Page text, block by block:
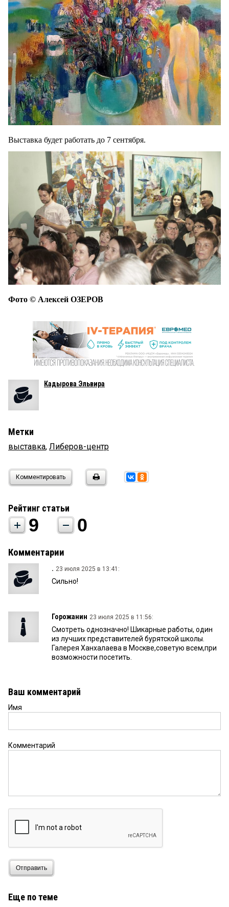
Выставка будет работать до 7 сентября.
Фото © Алексей ОЗЕРОВ
Кадырова Эльвира
Метки
выставка, Либеров-центр
Комментировать
Рейтинг статьи
9 0
Комментарии
. 23 июля 2025 в 13:41:
Сильно!
Горожанин 23 июля 2025 в 11:56:
Смотреть однозначно! Шикарные работы, один
из лучших представителей бурятской школы.
Галерея Ханхалаева в Москве,советую всем,при
возможности посетить.
Ваш комментарий
Имя
Комментарий
Отправить
Еще по теме